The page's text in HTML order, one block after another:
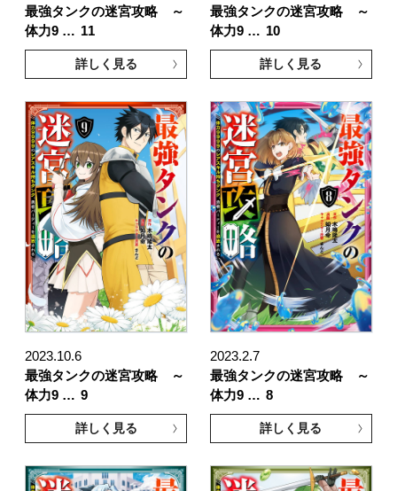
最強タンクの迷宮攻略 ～
体力9 … 11
詳しく見る
最強タンクの迷宮攻略 ～
体力9 … 10
詳しく見る
2023.10.6
最強タンクの迷宮攻略 ～
体力9 … 9
詳しく見る
2023.2.7
最強タンクの迷宮攻略 ～
体力9 … 8
詳しく見る